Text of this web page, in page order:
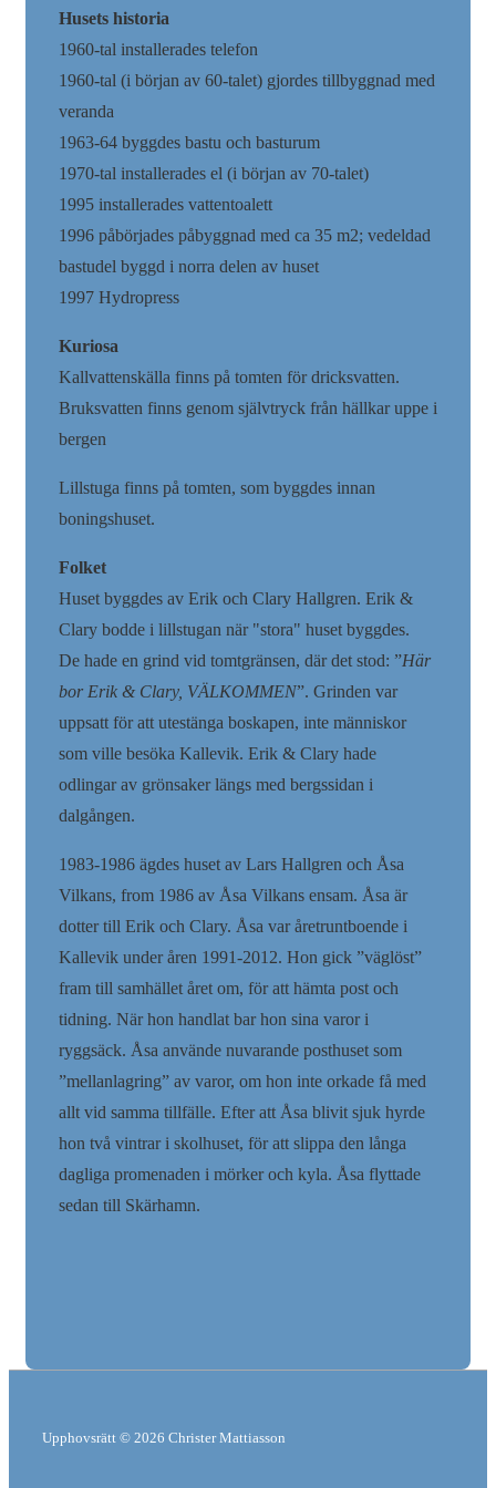
Husets historia
1960-tal installerades telefon
1960-tal (i början av 60-talet) gjordes tillbyggnad med
veranda
1963-64 byggdes bastu och basturum
1970-tal installerades el (i början av 70-talet)
1995 installerades vattentoalett
1996 påbörjades påbyggnad med ca 35 m2; vedeldad
bastudel byggd i norra delen av huset
1997 Hydropress
Kuriosa
Kallvattenskälla finns på tomten för dricksvatten.
Bruksvatten finns genom självtryck från hällkar uppe i
bergen
Lillstuga finns på tomten, som byggdes innan
boningshuset.
Folket
Huset byggdes av Erik och Clary Hallgren. Erik &
Clary bodde i lillstugan när "stora" huset byggdes.
De hade en grind vid tomtgränsen, där det stod: ”Här
bor Erik & Clary, VÄLKOMMEN”. Grinden var
uppsatt för att utestänga boskapen, inte människor
som ville besöka Kallevik. Erik & Clary hade
odlingar av grönsaker längs med bergssidan i
dalgången.
1983-1986 ägdes huset av Lars Hallgren och Åsa
Vilkans, from 1986 av Åsa Vilkans ensam. Åsa är
dotter till Erik och Clary. Åsa var åretruntboende i
Kallevik under åren 1991-2012. Hon gick ”väglöst”
fram till samhället året om, för att hämta post och
tidning. När hon handlat bar hon sina varor i
ryggsäck. Åsa använde nuvarande posthuset som
”mellanlagring” av varor, om hon inte orkade få med
allt vid samma tillfälle. Efter att Åsa blivit sjuk hyrde
hon två vintrar i skolhuset, för att slippa den långa
dagliga promenaden i mörker och kyla. Åsa flyttade
sedan till Skärhamn.
Upphovsrätt © 2026 Christer Mattiasson